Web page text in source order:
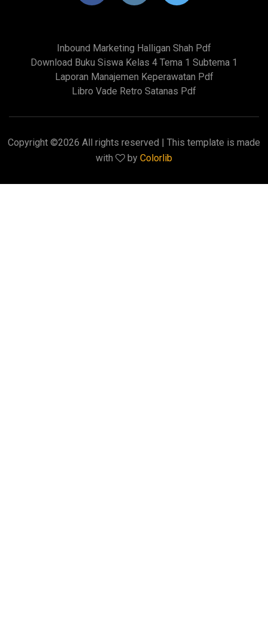
Inbound Marketing Halligan Shah Pdf
Download Buku Siswa Kelas 4 Tema 1 Subtema 1
Laporan Manajemen Keperawatan Pdf
Libro Vade Retro Satanas Pdf
Copyright ©2026 All rights reserved | This template is made
with
by Colorlib